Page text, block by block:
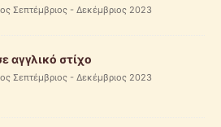
Σεπτέμβριος - Δεκέμβριος 2023
αγγλικό στίχο
Σεπτέμβριος - Δεκέμβριος 2023